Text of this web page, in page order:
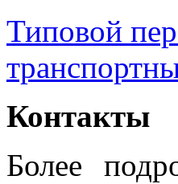
Типовой
Контакты
Более